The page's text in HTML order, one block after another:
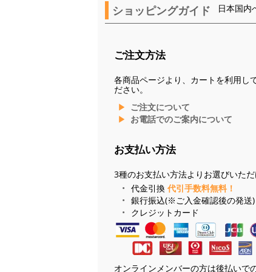
ショッピングガイド 日本国内
ご注文方法
各商品ページより、カートを利用し
ださい。
ご注文について
お電話でのご案内について
お支払い方法
3種のお支払い方法よりお選びいただ
代金引換 代引手数料無料！
銀行振込(※ご入金確認後の発送)
クレジットカード
オンラインメンバーの方は後払いで